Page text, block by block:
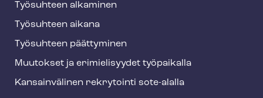
Työsuhteen alkaminen
Työsuhteen aikana
Työsuhteen päättyminen
Muutokset ja erimielisyydet työpaikalla
Kansainvälinen rekrytointi sote-alalla